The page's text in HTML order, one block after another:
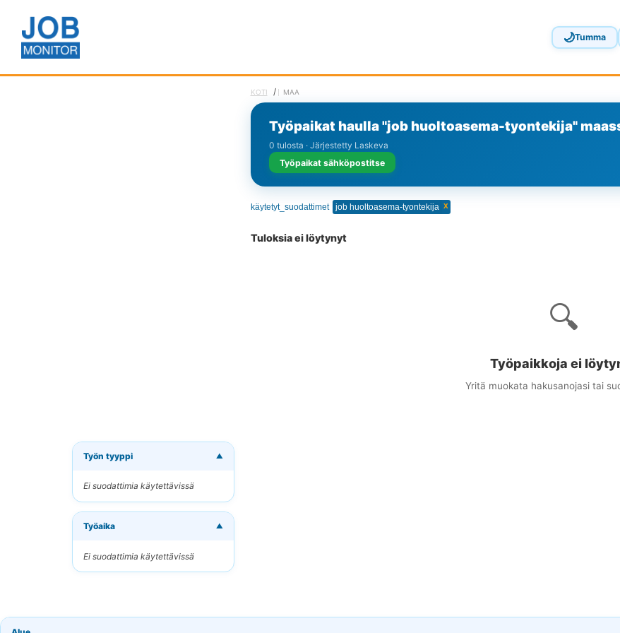
🌙Tumma
KOTI / MAA
Työpaikat haulla "job huoltoasema-tyontekija"
0 tulosta · Järjestetty Laskeva
Työpaikat sähköpostitse
käytetyt_suodattimet job huoltoasema-tyontekija x
Tuloksia ei löytynyt
🔍
Työpaikkoja ei
Yritä muokata hakusanojasi tai
Työn tyyppi ▼
Ei suodattimia käytettävissä
Työaika ▼
Ei suodattimia käytettävissä